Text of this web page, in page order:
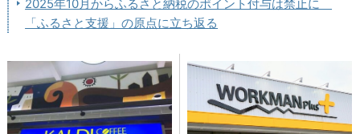
2025年10月からふるさと納税のポイント付与は禁止に
「ふるさと支援」の原点に立ち返る